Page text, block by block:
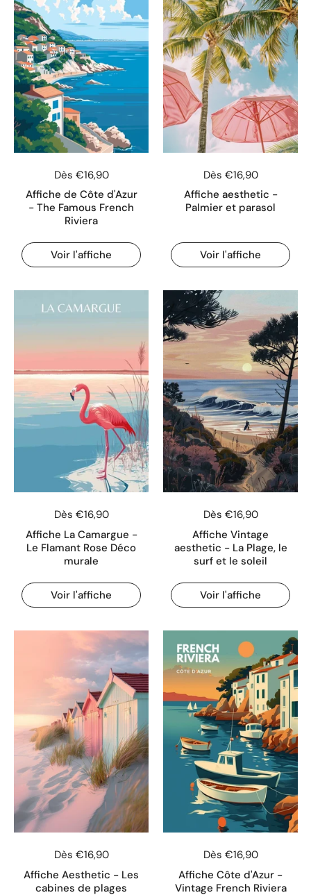
Dès €16,90
Affiche de Côte d'Azur
- The Famous French
Riviera
Voir l'affiche
Dès €16,90
Affiche aesthetic -
Palmier et parasol
Voir l'affiche
Dès €16,90
Affiche La Camargue -
Le Flamant Rose Déco
murale
Voir l'affiche
Dès €16,90
Affiche Vintage
aesthetic - La Plage, le
surf et le soleil
Voir l'affiche
Dès €16,90
Affiche Aesthetic - Les
cabines de plages
Dès €16,90
Affiche Côte d'Azur -
Vintage French Riviera